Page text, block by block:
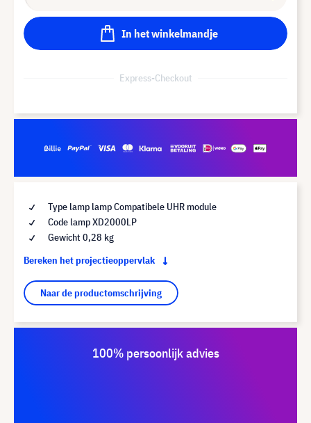
In het winkelmandje
Express-Checkout
Type lamp lamp Compatibele UHR module
Code lamp XD2000LP
Gewicht 0,28 kg
Bereken het projectieoppervlak
Naar de productomschrijving
100% persoonlijk advies